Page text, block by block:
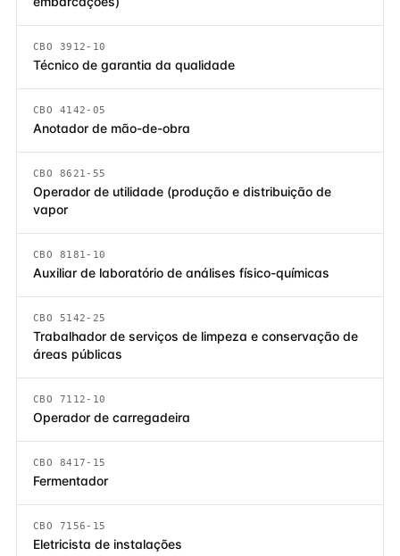
CBO 3912-10
Técnico de garantia da qualidade
CBO 4142-05
Anotador de mão-de-obra
CBO 8621-55
Operador de utilidade (produção e distribuição de
vapor
CBO 8181-10
Auxiliar de laboratório de análises físico-químicas
CBO 5142-25
Trabalhador de serviços de limpeza e conservação de
áreas públicas
CBO 7112-10
Operador de carregadeira
CBO 8417-15
Fermentador
CBO 7156-15
Eletricista de instalações